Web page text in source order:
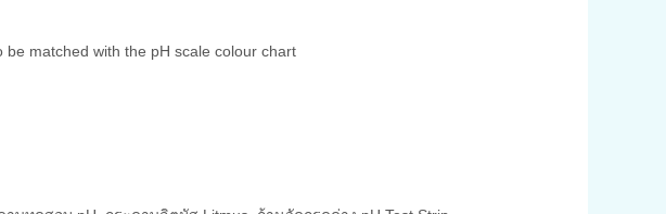
matched with the pH scale colour chart